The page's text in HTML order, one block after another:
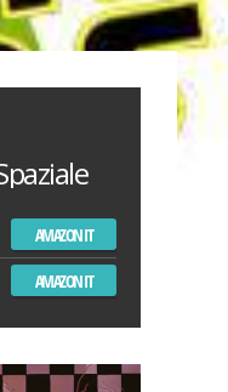
AMAZON IT
AMAZON IT